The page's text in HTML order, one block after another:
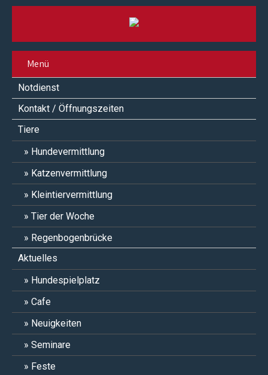
Menü
Notdienst
Kontakt / Öffnungszeiten
Tiere
Hundevermittlung
Katzenvermittlung
Kleintiervermittlung
Tier der Woche
Regenbogenbrücke
Aktuelles
Hundespielplatz
Cafe
Neuigkeiten
Seminare
Feste